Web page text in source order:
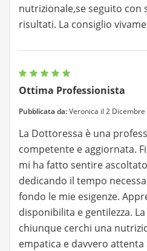
nutrizionale,se seguito
risultati. La consiglio
Ottima Professionista
Pubblicata da:Veronica il 2 Dicembre
La Dottoressa è una
competente e aggiornata.
mi ha fatto sentire
dedicando il tempo
fondo le mie esigenze.
disponibilita e gentilezza.
chiunque cerchi una
empatica e davvero